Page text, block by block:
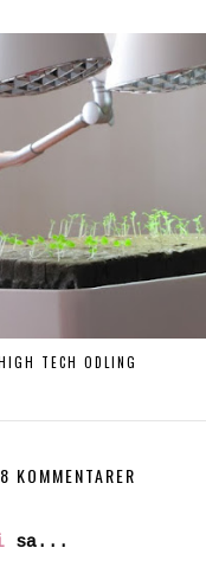
TECH ODLING
8 KOMMENTARER
sa...